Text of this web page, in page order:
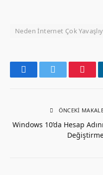
Neden İnternet Çok
FacebookTwitter
ÖNCEKI
Windows 10’da Hesap Adını